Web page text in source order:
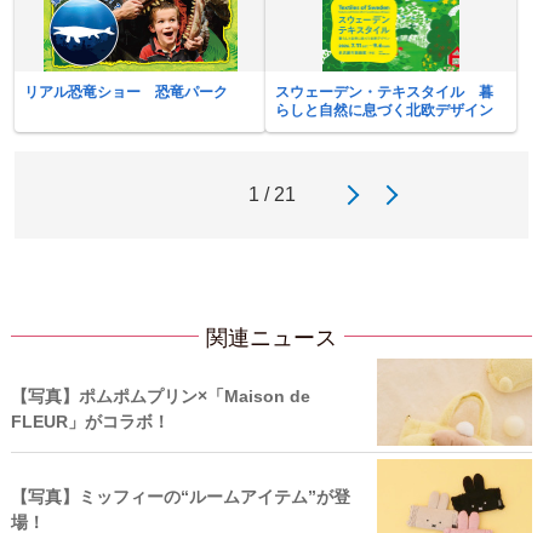
リアル恐竜ショー 恐竜パーク
スウェーデン・テキスタイル 暮
らしと自然に息づく北欧デザイン
1 / 21
関連ニュース
【写真】ポムポムプリン×「Maison de
FLEUR」がコラボ！
【写真】ミッフィーの“ルームアイテム”が登
場！